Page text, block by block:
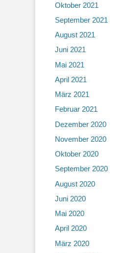
Oktober 2021
September 2021
August 2021
Juni 2021
Mai 2021
April 2021
März 2021
Februar 2021
Dezember 2020
November 2020
Oktober 2020
September 2020
August 2020
Juni 2020
Mai 2020
April 2020
März 2020